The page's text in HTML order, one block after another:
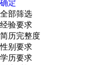
确定
全部筛选
经验要求
简历完整度
性别要求
学历要求